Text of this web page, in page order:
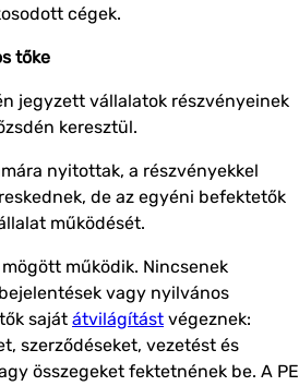
cégek.
tőke
jegyzett vállalatok részvényeinek
keresztül.
nyitottak, a részvényekkel
de az egyéni befektetők
működését.
működik. Nincsenek
vagy nyilvános
saját átvilágítást végeznek:
szerződéseket, vezetést és
összegeket fektetnének be. A PE